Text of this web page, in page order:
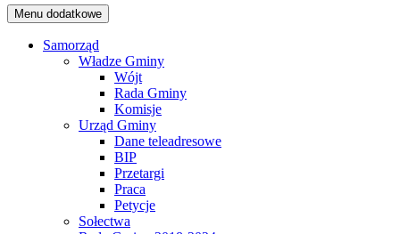
Menu dodatkowe
Samorząd
Władze Gminy
Wójt
Rada Gminy
Komisje
Urząd Gminy
Dane teleadresowe
BIP
Przetargi
Praca
Petycje
Sołectwa